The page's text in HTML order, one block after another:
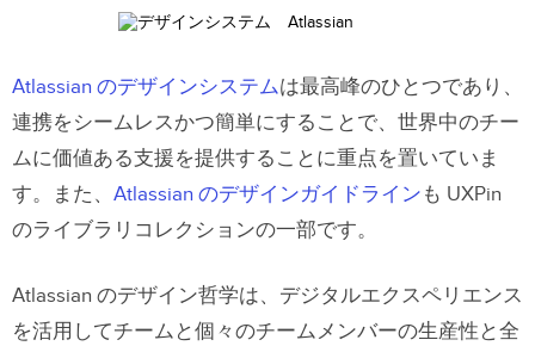
Atlassian のデザインシステムは最高峰のひとつであり、
連携をシームレスかつ簡単にすることで、世界中のチー
ムに価値ある支援を提供することに重点を置いていま
す。また、 Atlassian のデザインガイドライン も UXPin
のライブラリコレクションの一部です。
Atlassian のデザイン哲学は、デジタルエクスペリエンス
を活用してチームと個々のチームメンバーの生産性と全